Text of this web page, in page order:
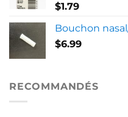
$1.79
Bouchon
$6.99
RECOMMANDÉS